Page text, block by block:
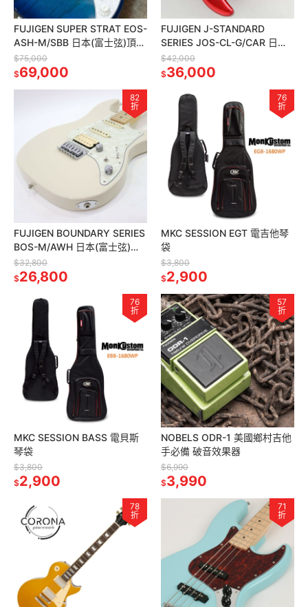
FUJIGEN SUPER STRAT EOS-
ASH-M/SBB 日本(富士弦)頂級
電吉他 灰藍色
$75,000
$69,000
FUJIGEN J-STANDARD
SERIES JOS-CL-G/CAR 日本
(富士弦)頂級電吉他 艷紅
$42,000
$36,000
82
折
FUJIGEN BOUNDARY SERIES
BOS-M/AWH 日本(富士弦)頂
級電吉他 牛奶白
$32,800
$26,800
76
折
MKC SESSION EGT 電吉他琴
袋
$3,800
$2,900
76
折
MKC SESSION BASS 電貝斯
琴袋
$3,800
$2,900
57
折
NOBELS ODR-1 美國鄉村吉他
手必備 破音效果器
$6,990
$3,990
78
折
71
折